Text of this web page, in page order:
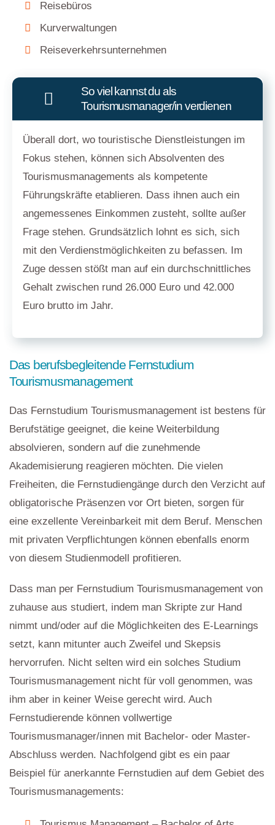
Reisebüros
Kurverwaltungen
Reiseverkehrsunternehmen
So viel kannst du als
Tourismusmanager/in verdienen
Überall dort, wo touristische Dienstleistungen im
Fokus stehen, können sich Absolventen des
Tourismusmanagements als kompetente
Führungskräfte etablieren. Dass ihnen auch ein
angemessenes Einkommen zusteht, sollte außer
Frage stehen. Grundsätzlich lohnt es sich, sich
mit den Verdienstmöglichkeiten zu befassen. Im
Zuge dessen stößt man auf ein durchschnittliches
Gehalt zwischen rund 26.000 Euro und 42.000
Euro brutto im Jahr.
Das berufsbegleitende Fernstudium
Tourismusmanagement
Das Fernstudium Tourismusmanagement ist bestens für
Berufstätige geeignet, die keine Weiterbildung
absolvieren, sondern auf die zunehmende
Akademisierung reagieren möchten. Die vielen
Freiheiten, die Fernstudiengänge durch den Verzicht auf
obligatorische Präsenzen vor Ort bieten, sorgen für
eine exzellente Vereinbarkeit mit dem Beruf. Menschen
mit privaten Verpflichtungen können ebenfalls enorm
von diesem Studienmodell profitieren.
Dass man per Fernstudium Tourismusmanagement von
zuhause aus studiert, indem man Skripte zur Hand
nimmt und/oder auf die Möglichkeiten des E-Learnings
setzt, kann mitunter auch Zweifel und Skepsis
hervorrufen. Nicht selten wird ein solches Studium
Tourismusmanagement nicht für voll genommen, was
ihm aber in keiner Weise gerecht wird. Auch
Fernstudierende können vollwertige
Tourismusmanager/innen mit Bachelor- oder Master-
Abschluss werden. Nachfolgend gibt es ein paar
Beispiel für anerkannte Fernstudien auf dem Gebiet des
Tourismusmanagements: